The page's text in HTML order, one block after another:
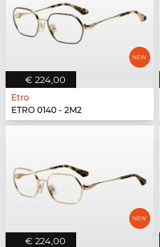
€ 224,00
Etro
ETRO 0140 - 2M2
€ 224,00